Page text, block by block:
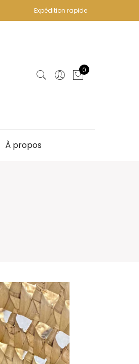
Expédition rapide
0
À propos